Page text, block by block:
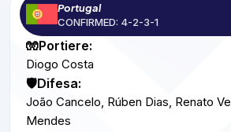
Portugal
CONFIRMED: 4-2-3-1
🧤Portiere:
Diogo Costa
🛡️Difesa:
João Cancelo, Rúben Dias, Renato
Mendes